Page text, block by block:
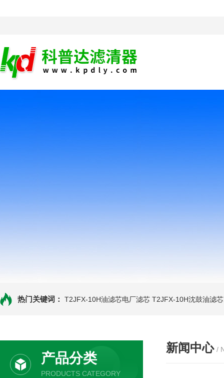
热门关键词： T2JFX-10H油滤芯电厂滤芯 T2JFX-10H沈鼓油滤芯
产品分类
PRODUCTS CATEGORY
新闻中心 /